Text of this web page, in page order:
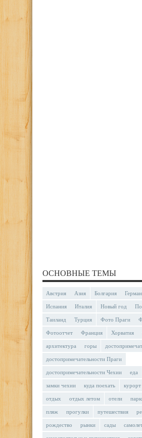
ОСНОВНЫЕ ТЕМЫ
Австрия Азия Болгария
Испания Италия Новый год
Таиланд Турция Фото Праги
Фотоотчет Франция Хорватия
архитектура горы
достопримечательности Праги
достопримечательности Чехии еда
замки чехии куда поехать курорт
отдых отдых летом отели
пляж прогулки путешествия
рождество рынки сады